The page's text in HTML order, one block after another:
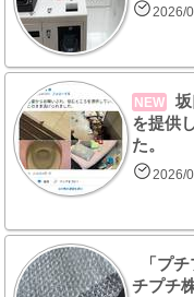
2026/
NEW
を提供
た。
2026/
「プチ
チプチ